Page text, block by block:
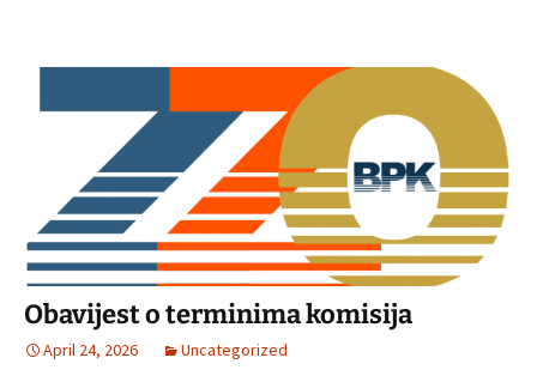
Obavijest o terminima komisija
April 24, 2026 Uncategorized